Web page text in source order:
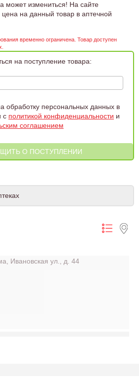
может измениться! На сайте
на данный товар в аптечной
временно ограничена. Товар доступен
на поступление товара:
обработку персональных данных в
с политикой конфиденциальности и
соглашением
Ивановская ул., д. 44